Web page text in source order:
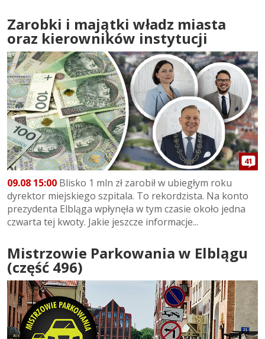
Zarobki i majątki władz miasta
oraz kierowników instytucji
41
09.08 15:00 Blisko 1 mln zł zarobił w ubiegłym roku
dyrektor miejskiego szpitala. To rekordzista. Na konto
prezydenta Elbląga wpłynęła w tym czasie około jedna
czwarta tej kwoty. Jakie jeszcze informacje...
Mistrzowie Parkowania w Elblągu
(część 496)